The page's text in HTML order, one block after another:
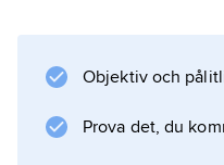
Objektiv och
Prova det, du